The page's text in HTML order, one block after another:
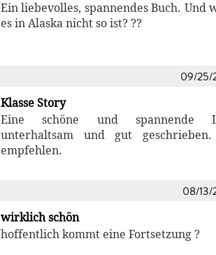
Ein liebevolles, spannendes Buch. Und
es in Alaska nicht so ist? ??
09/25/
Klasse Story
Eine schöne und spannende
unterhaltsam und gut
empfehlen.
08/13/
wirklich schön
hoffentlich kommt eine Fortsetzung ?